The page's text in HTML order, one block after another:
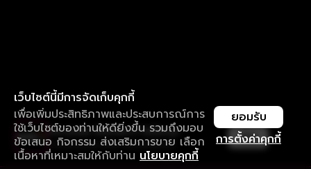
เว็บไซต์นี้มีการจัดเก็บคุกกี้
เพื่อเพิ่มประสิทธิภาพและประสบการณ์การ
ใช้เว็บไซต์ของท่านให้ดียิ่งขึ้น รวมถึงมอบ
ข้อเสนอ กิจกรรม ส่งเสริมการขาย เลือก
เนื้อหาที่เหมาะสมให้กับท่าน นโยบายคุกกี้
การตั้งค่าคุกกี้
ยอมรับ
ใช้งานแอป ลื่นไหลกว่า ไม่มีสะดุด
ดาวน์โหลดแอปเพื่อการรับชมที่ดีกว่า เปิด